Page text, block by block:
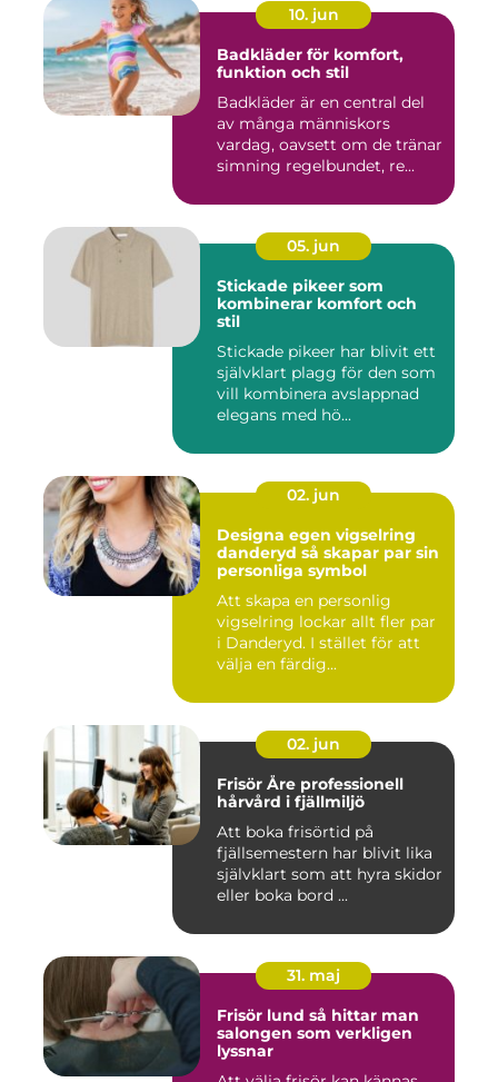
10. jun
Badkläder för komfort,
funktion och stil
Badkläder är en central del
av många människors
vardag, oavsett om de tränar
simning regelbundet, re...
05. jun
Stickade pikeer som
kombinerar komfort och
stil
Stickade pikeer har blivit ett
självklart plagg för den som
vill kombinera avslappnad
elegans med hö...
02. jun
Designa egen vigselring
danderyd så skapar par sin
personliga symbol
Att skapa en personlig
vigselring lockar allt fler par
i Danderyd. I stället för att
välja en färdig...
02. jun
Frisör Åre professionell
hårvård i fjällmiljö
Att boka frisörtid på
fjällsemestern har blivit lika
självklart som att hyra skidor
eller boka bord ...
31. maj
Frisör lund så hittar man
salongen som verkligen
lyssnar